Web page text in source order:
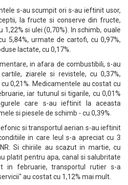
s-au scumpit ori s-au ieftinit usor,
la fructe si conserve din fructe,
si ulei (0,70%). In schimb, ouale
5,84%, urmate de cartofi, cu 0,97%,
lactate, cu 0,17%.
in afara de combustibili, s-au
ziarele si revistele, cu 0,37%,
0,21%. Medicamentele au costat cu
iar tutunul si tigarile, cu 0,01%
care s-au ieftinit la aceasta
si piesele de schimb - cu 0,39%.
si transportul aerian s-au ieftinit
in care leul s-a apreciat cu 3
Si chiriile au scazut in martie, cu
platit pentru apa, canal si salubritate
in februarie, transportul rutier s-a
au costat cu 1,12% mai mult.